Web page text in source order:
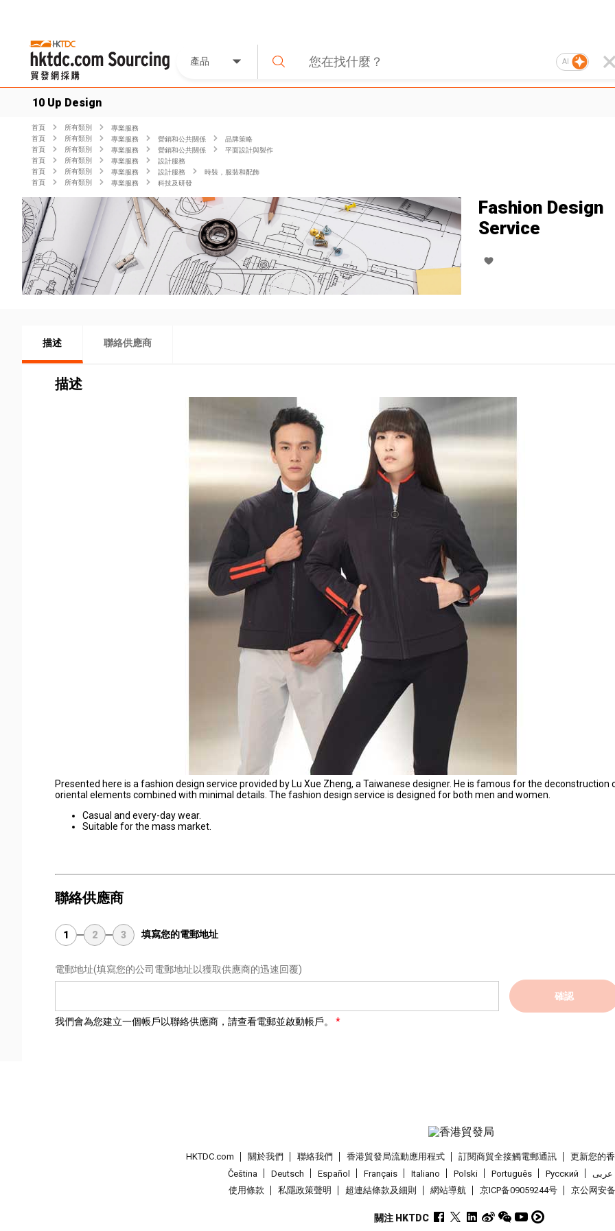
產品 AI
10 Up Design
首頁 所有類別
專業服務
首頁
所有類別 專業服務 營銷和公共關係
品牌策略
首頁
所有類別 專業服務 營銷和公共關係
平面設計與製作
首頁
所有類別 專業服務
設計服務
首頁
所有類別 專業服務 設計服務
時裝，服裝和配飾
首頁
所有類別 專業服務 科技及研發
Fashion Design
Service
描述 聯絡供應商
描述
Presented here is a fashion design service provided by Lu Xue Zheng, a Taiwanese designer. He is famous for the deconstruction
oriental elements combined with minimal details. The fashion design service is designed for both men and women.
Casual and every-day wear.
Suitable for the mass market.
聯絡供應商
1 2 3 填寫您的電郵地址
電郵地址(填寫您的公司電郵地址以獲取供應商的迅速回覆)
確認
我們會為您建立一個帳戶以聯絡供應商，請查看電郵並啟動帳戶。
HKTDC.com 關於我們 聯絡我們 香港貿發局流動應用程式 訂閱商貿全接觸電郵通訊
更新您的
Čeština
Deutsch Español Français Italiano Polski Português Pусский
عربى
使用條款
私隱政策聲明 超連結條款及細則 網站導航 京ICP备09059244号 京公网安
關注 HKTDC